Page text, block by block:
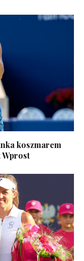
koszmarem